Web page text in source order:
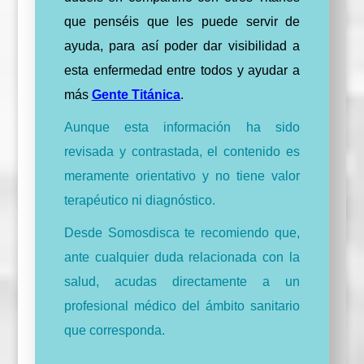
que penséis que les puede servir de
ayuda, para así poder dar visibilidad a
esta enfermedad entre todos y ayudar a
más Gente Titánica.
Aunque esta información ha sido
revisada y contrastada, el contenido es
meramente orientativo y no tiene valor
terapéutico ni diagnóstico.
Desde Somosdisca te recomiendo que,
ante cualquier duda relacionada con la
salud, acudas directamente a un
profesional médico del ámbito sanitario
que corresponda.